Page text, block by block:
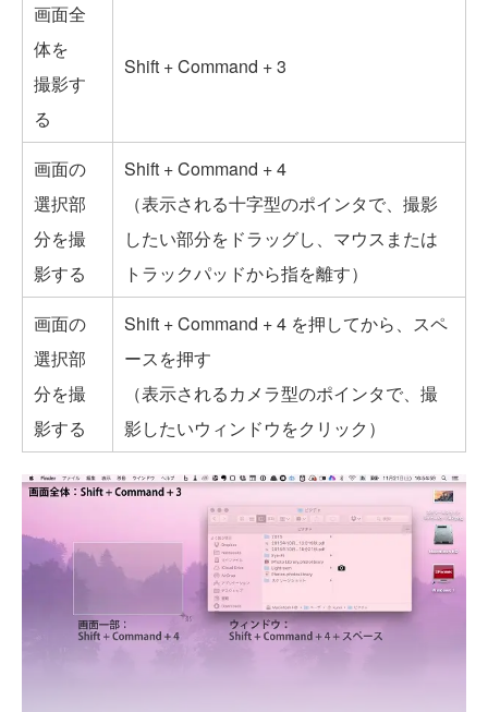
画面全
体を
撮影す
る
Shift + Command + 3
画面の
選択部
分を撮
影する
Shift + Command + 4
（表示される十字型のポインタで、撮影
したい部分をドラッグし、マウスまたは
トラックパッドから指を離す）
画面の
選択部
分を撮
影する
Shift + Command + 4 を押してから、スペ
ースを押す
（表示されるカメラ型のポインタで、撮
影したいウィンドウをクリック）